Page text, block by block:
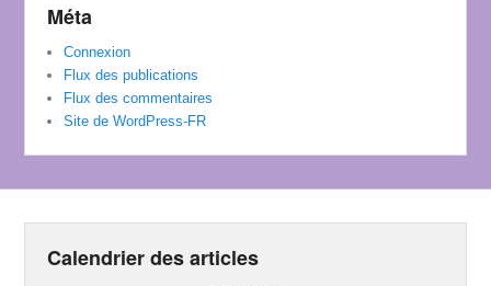
Méta
Connexion
Flux des publications
Flux des commentaires
Site de WordPress-FR
Calendrier des articles